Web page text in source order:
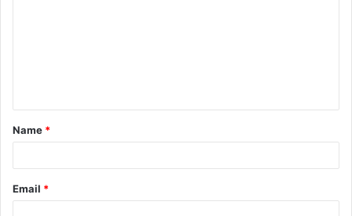
t
*
Name *
Email *